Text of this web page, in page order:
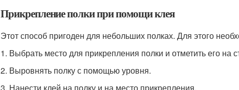
Прикрепление полки при помощи клея
Этот способ пригоден для небольших полках. Для этого
1. Выбрать место для прикрепления полки и отметить его на
2. Выровнять полку с помощью уровня.